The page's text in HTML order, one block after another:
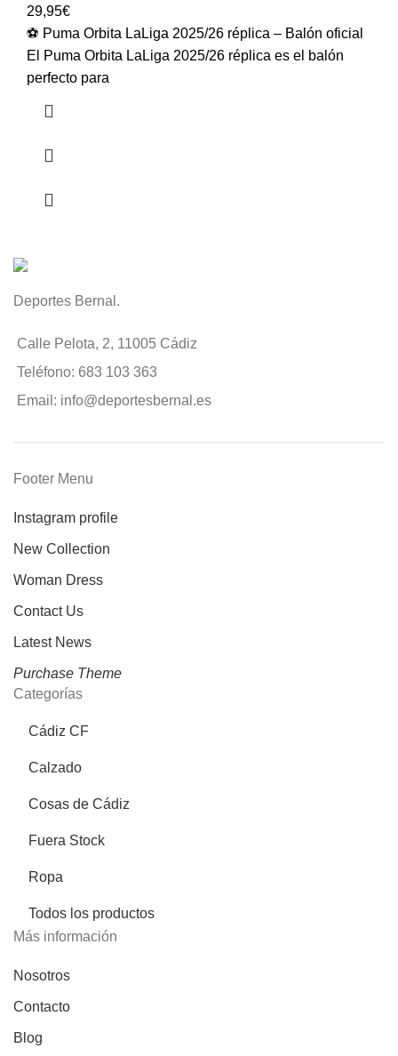
29,95€
⚽ Puma Orbita LaLiga 2025/26 réplica – Balón oficial
El Puma Orbita LaLiga 2025/26 réplica es el balón
perfecto para
Deportes Bernal.
Calle Pelota, 2, 11005 Cádiz
Teléfono: 683 103 363
Email: info@deportesbernal.es
Footer Menu
Instagram profile
New Collection
Woman Dress
Contact Us
Latest News
Purchase Theme
Categorías
Cádiz CF
Calzado
Cosas de Cádiz
Fuera Stock
Ropa
Todos los productos
Más información
Nosotros
Contacto
Blog